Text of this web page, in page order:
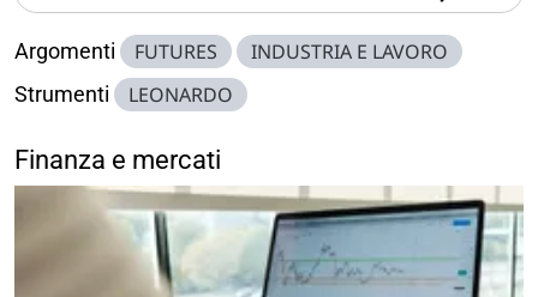
Argomenti FUTURES INDUSTRIA E LAVORO
Strumenti LEONARDO
Finanza e mercati